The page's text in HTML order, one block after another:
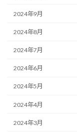
2024年9月
2024年8月
2024年7月
2024年6月
2024年5月
2024年4月
2024年3月